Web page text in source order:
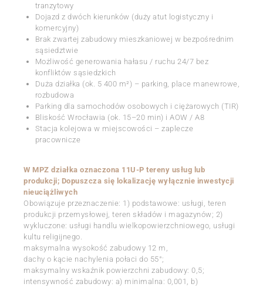
tranzytowy
Dojazd z dwóch kierunków (duży atut logistyczny i
komercyjny)
Brak zwartej zabudowy mieszkaniowej w bezpośrednim
sąsiedztwie
Możliwość generowania hałasu / ruchu 24/7 bez
konfliktów sąsiedzkich
Duża działka (ok. 5 400 m²) – parking, place manewrowe,
rozbudowa
Parking dla samochodów osobowych i ciężarowych (TIR)
Bliskość Wrocławia (ok. 15–20 min) i AOW / A8
Stacja kolejowa w miejscowości – zaplecze
pracownicze
W MPZ działka oznaczona 11U-P tereny usług lub
produkcji; Dopuszcza się lokalizację wyłącznie inwestycji
nieuciążliwych
Obowiązuje przeznaczenie: 1) podstawowe: usługi, teren
produkcji przemysłowej, teren składów i magazynów; 2)
wykluczone: usługi handlu wielkopowierzchniowego, usługi
kultu religijnego.
maksymalna wysokość zabudowy 12 m,
dachy o kącie nachylenia połaci do 55°;
maksymalny wskaźnik powierzchni zabudowy: 0,5;
intensywność zabudowy: a) minimalna: 0,001, b)